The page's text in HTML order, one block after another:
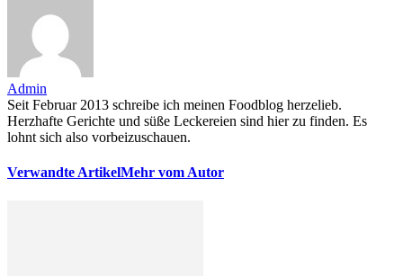
Admin
Seit Februar 2013 schreibe ich meinen Foodblog herzelieb.
Herzhafte Gerichte und süße Leckereien sind hier zu finden. Es
lohnt sich also vorbeizuschauen.
Verwandte ArtikelMehr vom Autor